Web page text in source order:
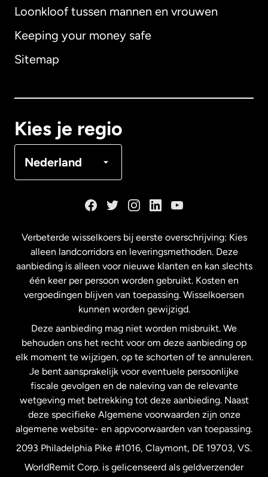
Loonkloof tussen mannen en vrouwen
Keeping your money safe
Sitemap
Kies je regio
Nederland
Australië
Maleisië
Nederland
Nieuw-Zeeland
Spanje
Verenigd Koninkrijk
Verenigde Staten English
Verbeterde wisselkoers bij eerste overschrijving: Kies
alleen landcorridors en leveringsmethoden. Deze
aanbieding is alleen voor nieuwe klanten en kan slechts
één keer per persoon worden gebruikt. Kosten en
vergoedingen blijven van toepassing. Wisselkoersen
kunnen worden gewijzigd.
Deze aanbieding mag niet worden misbruikt. We
behouden ons het recht voor om deze aanbieding op
elk moment te wijzigen, op te schorten of te annuleren.
Je bent aansprakelijk voor eventuele persoonlijke
fiscale gevolgen en de naleving van de relevante
wetgeving met betrekking tot deze aanbieding. Naast
deze specifieke Algemene voorwaarden zijn onze
algemene website- en appvoorwaarden van toepassing.
2093 Philadelphia Pike #1016, Claymont, DE 19703, VS.
WorldRemit Corp. is gelicenseerd als geldverzender